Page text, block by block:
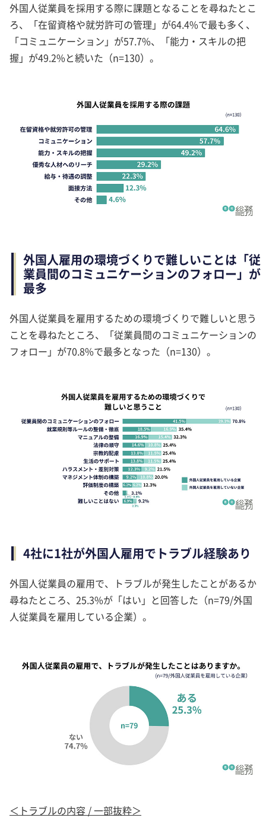
外国人従業員を採用する際に課題となることを尋ねたとこ
ろ、「在留資格や就労許可の管理」が64.4%で最も多く、
「コミュニケーション」が57.7%、「能力・スキルの把
握」が49.2%と続いた（n=130）。
外国人雇用の環境づくりで難しいことは「従
業員間のコミュニケーションのフォロー」が
最多
外国人従業員を雇用するための環境づくりで難しいと思う
ことを尋ねたところ、「従業員間のコミュニケーションの
フォロー」が70.8%で最多となった（n=130）。
4社に1社が外国人雇用でトラブル経験あり
外国人従業員の雇用で、トラブルが発生したことがあるか
尋ねたところ、25.3%が「はい」と回答した（n=79/外国
人従業員を雇用している企業）。
＜トラブルの内容 / 一部抜粋＞